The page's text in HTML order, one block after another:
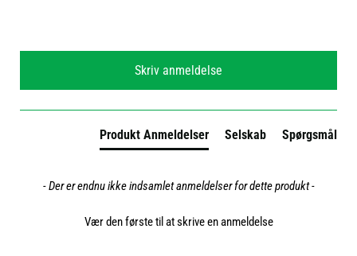
Skriv anmeldelse
Produkt Anmeldelser Selskab Spørgsmål
- Der er endnu ikke indsamlet anmeldelser for dette produkt -
Vær den første til at skrive en anmeldelse